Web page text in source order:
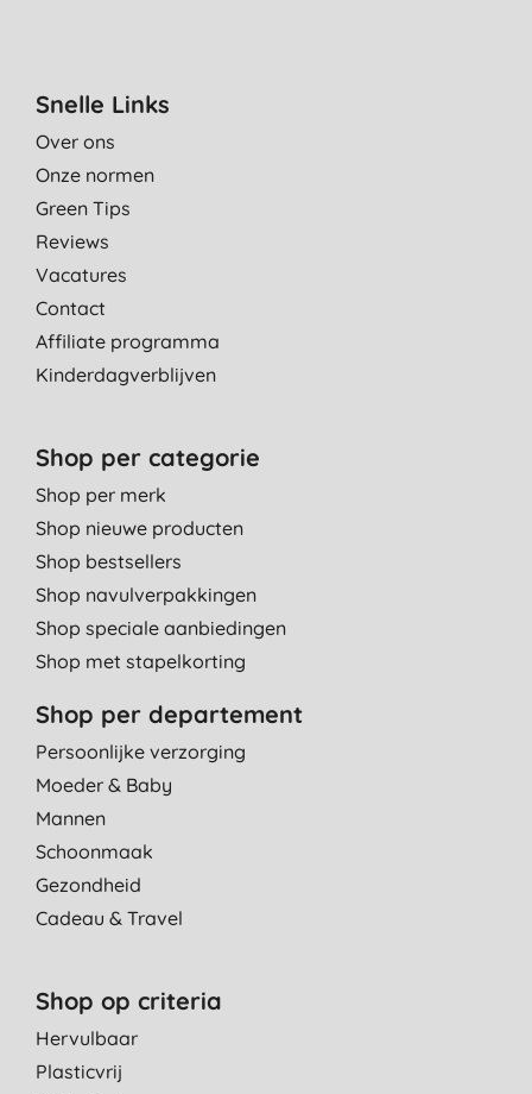
Heerlijk verfrissend na warme dag en vochtbalans van huid
Snelle Links
Over ons
Onze normen
Green Tips
Reviews
Vacatures
Contact
Affiliate programma
Kinderdagverblijven
Shop per categorie
Shop per merk
Shop nieuwe producten
Shop bestsellers
Shop navulverpakkingen
Shop speciale aanbiedingen
Shop met stapelkorting
Shop per departement
Persoonlijke verzorging
Moeder & Baby
Mannen
Schoonmaak
Gezondheid
Cadeau & Travel
Shop op criteria
Hervulbaar
Plasticvrij